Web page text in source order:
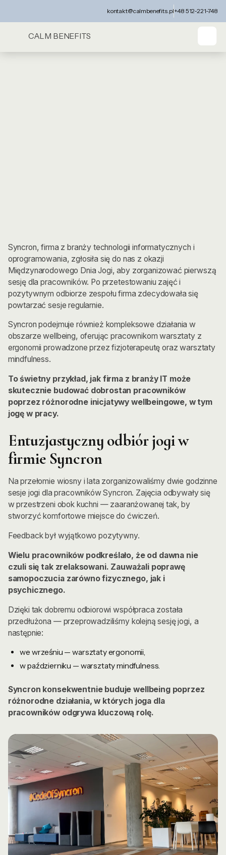
kontakt@calmbenefits.pl+48 512-221-748
CALM BENEFITS
Syncron, firma z branży technologii informatycznych i
oprogramowania, zgłosiła się do nas z okazji
Międzynarodowego Dnia Jogi, aby zorganizować pierwszą
sesję dla pracowników. Po przetestowaniu zajęć i
pozytywnym odbiorze zespołu firma zdecydowała się
powtarzać sesje regularnie.
Syncron podejmuje również kompleksowe działania w
obszarze wellbeing, oferując pracownikom warsztaty z
ergonomii prowadzone przez fizjoterapeutę oraz warsztaty
mindfulness.
To świetny przykład, jak firma z branży IT może
skutecznie budować dobrostan pracowników
poprzez różnorodne inicjatywy wellbeingowe, w tym
jogę w pracy.
Entuzjastyczny odbiór jogi w
firmie Syncron
Na przełomie wiosny i lata zorganizowaliśmy dwie godzinne
sesje jogi dla pracowników Syncron. Zajęcia odbywały się
w przestrzeni obok kuchni — zaaranżowanej tak, by
stworzyć komfortowe miejsce do ćwiczeń.
Feedback był wyjątkowo pozytywny.
Wielu pracowników podkreślało, że od dawna nie
czuli się tak zrelaksowani. Zauważali poprawę
samopoczucia zarówno fizycznego, jak i
psychicznego.
Dzięki tak dobremu odbiorowi współpraca została
przedłużona — przeprowadziliśmy kolejną sesję jogi, a
następnie:
we wrześniu — warsztaty ergonomii,
w październiku — warsztaty mindfulness.
Syncron konsekwentnie buduje wellbeing poprzez
różnorodne działania, w których joga dla
pracowników odgrywa kluczową rolę.